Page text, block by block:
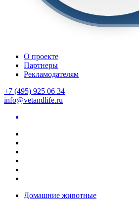
О проекте
Партнеры
Рекламодателям
+7 (495) 925 06 34
info@vetandlife.ru
Домашние животные